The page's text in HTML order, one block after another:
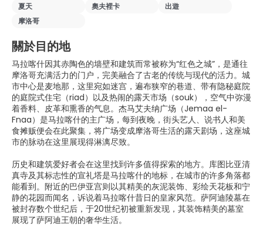
夏天 奧夫裡卡
出遊
摩洛哥
關於目的地
马拉喀什因其赤陶色的墙壁和建筑而常被称为“红色之城”，是通往
摩洛哥充满活力的门户，完美融合了古老的传统与现代的活力。城
市中心是麦地那，这里宛如迷宫，遍布狭窄的巷道、带有隐秘庭院
的庭院式住宅（riad）以及热闹的露天市场（souk），空气中弥漫
着香料、皮革和熏香的气息。杰马艾夫纳广场（Jemaa el-
Fnaa）是马拉喀什的主广场，每到夜晚，街头艺人、说书人和美
食摊贩便会在此聚集，将广场变成摩洛哥生活的露天剧场，这座城
市的脉动在这里展现得淋漓尽致。
历史和建筑爱好者会在这里找到许多值得探索的地方。库图比亚清
真寺及其标志性的宣礼塔是马拉喀什的地标，在城市的许多角落都
能看到。附近的巴伊亚宫则以其精美的灰泥装饰、彩绘天花板和宁
静的花园而闻名，诉说着马拉喀什昔日的皇家风范。萨阿迪陵墓在
被封存数个世纪后，于20世纪初被重新发现，其装饰精美的墓室
展现了萨阿迪王朝的奢华生活。